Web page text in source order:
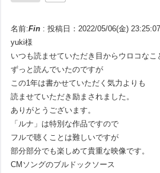
名前:Fin : 投稿日：2022/05/06(金) 23:25:07
yuki様
いつも読ませていただき目からウロコなこ
ずっと読んでいたのですが
この1年は書かせていただく気力よりも
読ませていただき励まされました。
ありがとうございます。
「ルナ」は特別な作品ですので
フルで聴くことは難しいですが
部分部分でも楽しめて貴重な映像です。
CMソングのブルドックソース